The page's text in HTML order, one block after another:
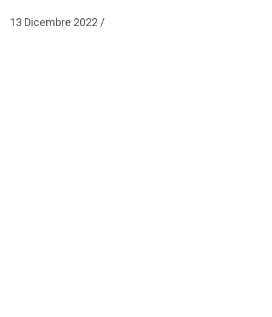
13 Dicembre 2022 /